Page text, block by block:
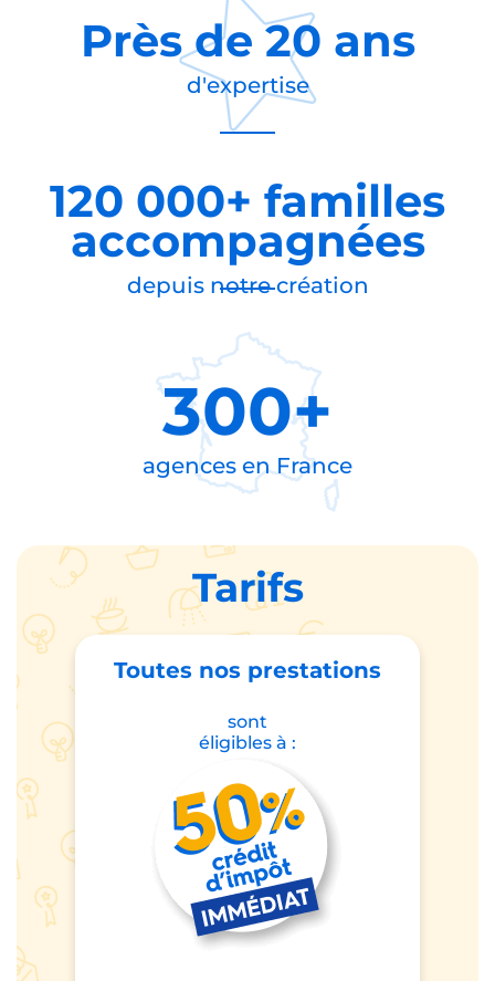
Près de20 ans
d'expertise
120 000+ familles
accompagnées
depuis notre création
300+
agences enFrance
Tarifs
Toutes nos prestations
sont
éligibles à :